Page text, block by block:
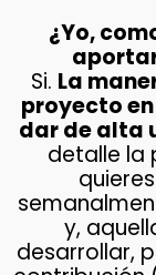
¿Yo,
Si. La
proyecto
dar de alta
detalle la
y,
desarrollar,